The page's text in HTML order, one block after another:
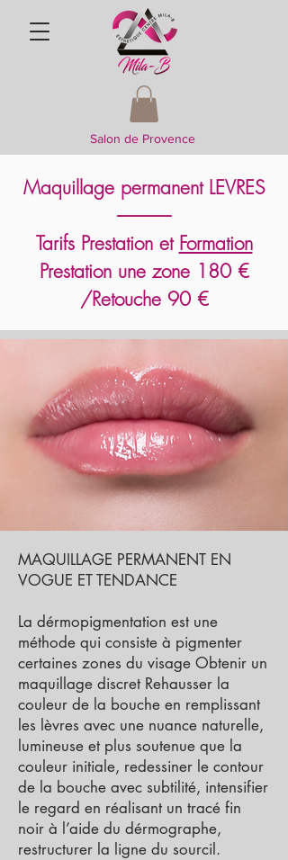
Salon de Provence
Maquillage permanent LEVRES
---------------
Tarifs Prestation et Formation
Prestation une zone 180 €
/Retouche 90 €
MAQUILLAGE PERMANENT EN
VOGUE ET TENDANCE
La dérmopigmentation est une
méthode qui consiste à pigmenter
certaines zones du visage Obtenir un
maquillage discret Rehausser la
couleur de la bouche en remplissant
les lèvres avec une nuance naturelle,
lumineuse et plus soutenue que la
couleur initiale, redessiner le contour
de la bouche avec subtilité, intensifier
le regard en réalisant un tracé fin
noir à l’aide du dérmographe,
restructurer la ligne du sourcil.